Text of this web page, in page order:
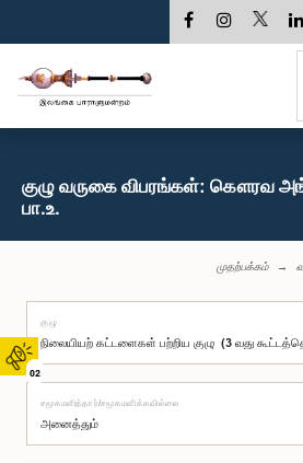
02
குழு வருகை விபரங்கள்: கௌரவ
பா.உ.
முதற்பக்கம்
குழு
சமூகமளித்தார்/சமூகமளிக்கவில்லை